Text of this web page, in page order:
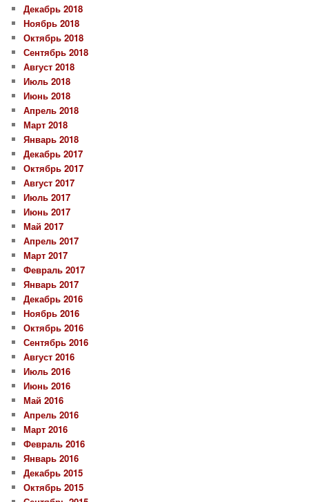
Декабрь 2018
Ноябрь 2018
Октябрь 2018
Сентябрь 2018
Август 2018
Июль 2018
Июнь 2018
Апрель 2018
Март 2018
Январь 2018
Декабрь 2017
Октябрь 2017
Август 2017
Июль 2017
Июнь 2017
Май 2017
Апрель 2017
Март 2017
Февраль 2017
Январь 2017
Декабрь 2016
Ноябрь 2016
Октябрь 2016
Сентябрь 2016
Август 2016
Июль 2016
Июнь 2016
Май 2016
Апрель 2016
Март 2016
Февраль 2016
Январь 2016
Декабрь 2015
Октябрь 2015